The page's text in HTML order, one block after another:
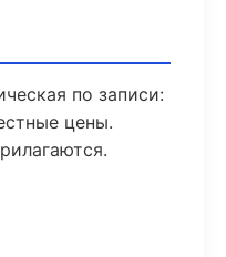
по записи:
цены.